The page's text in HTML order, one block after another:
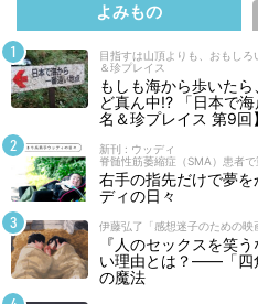
よみもの
目指すは山頂よりも、おもし
＆珍プレイス
もしも海から歩いた
ど真ん中!? 「日本で
名＆珍プレイス 第9回】
新刊 : ウッディ
脊髄性筋萎縮症（SMA）患者
右手の指先だけで夢
ディの日々
伊藤弘了「感想迷子のための映
『人のセックスを笑
い理由とは？――「四
の魔法